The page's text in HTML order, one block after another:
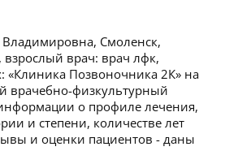
Смоленск,
взрослый врач: врач лфк,
«Клиника Позвоночника 2К» на
врачебно-физкультурный
о профиле лечения,
и степени, количестве лет
и оценки пациентов - даны